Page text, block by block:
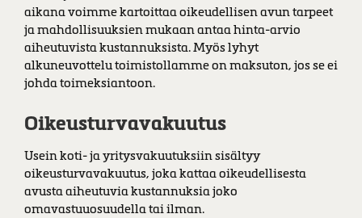
aikana voimme kartoittaa oikeudellisen avun tarpeet
ja mahdollisuuksien mukaan antaa hinta-arvio
aiheutuvista kustannuksista. Myös lyhyt
alkuneuvottelu toimistollamme on maksuton, jos se ei
johda toimeksiantoon.
Oikeusturvavakuutus
Usein koti- ja yritysvakuutuksiin sisältyy
oikeusturvavakuutus, joka kattaa oikeudellisesta
avusta aiheutuvia kustannuksia joko
omavastuuosuudella tai ilman.